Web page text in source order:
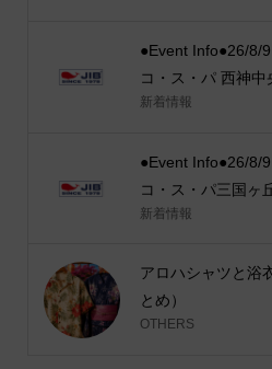
●Event Info●26/8/
コ・ス・パ 西神中
新着情報
●Event Info●26/8/
コ・ス・パ三国ヶ
新着情報
アロハシャツと浴
とめ）
OTHERS